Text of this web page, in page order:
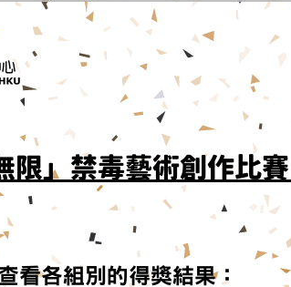
限」禁毒藝術創作比
看各組別的得獎結果：